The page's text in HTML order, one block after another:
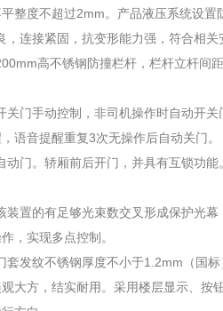
整度不超过2mm。产品液压系统设置
，连接紧固，抗变形能力强，符合相
高不锈钢防撞栏杆，栏杆立杆间
关门手动控制，非司机操作时自动开
语音提醒重复3次无操作后自动关门。
动门。轿厢前后开门，并具有互锁功
装置的有足够光束数交叉形成保护光
，实现多点控制。
发纹不锈钢厚度不小于1.2mm（国标
大方，结实耐用。采用楼层显示、按